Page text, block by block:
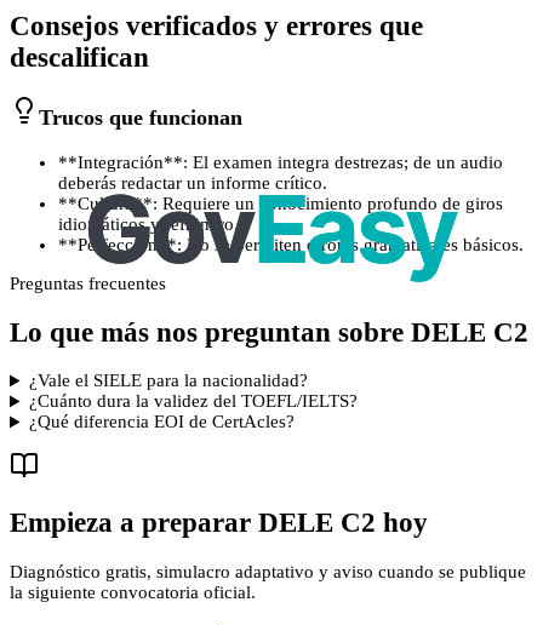
Consejos verificados y errores que
descalifican
Trucos que funcionan
**Integración**: El examen integra destrezas; de un audio
deberás redactar un informe crítico.
**Cultura**: Requiere un conocimiento profundo de giros
idiomáticos y refranero.
**Perfección**: No se permiten errores gramaticales básicos.
Preguntas frecuentes
Lo que más nos preguntan sobre DELE C2
¿Vale el SIELE para la nacionalidad?
¿Cuánto dura la validez del TOEFL/IELTS?
¿Qué diferencia EOI de CertAcles?
Empieza a preparar DELE C2 hoy
Diagnóstico gratis, simulacro adaptativo y aviso cuando se publique
la siguiente convocatoria oficial.